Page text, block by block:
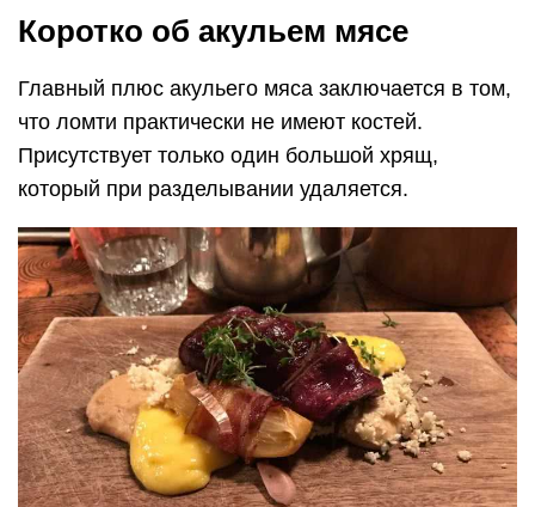
Коротко об акульем мясе
Главный плюс акульего мяса заключается в том,
что ломти практически не имеют костей.
Присутствует только один большой хрящ,
который при разделывании удаляется.